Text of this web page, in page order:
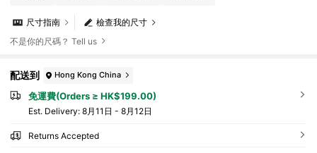
檢查我的尺寸
尺寸指南
不是你的尺碼？ Tell us
配送到 Hong Kong China
免運費(Orders ≥ HK$199.00)
​Est. Delivery: 8月11日 - 8月12日
Returns Accepted